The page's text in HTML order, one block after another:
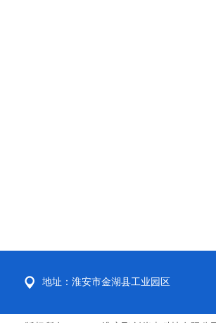
地址：淮安市金湖县工业园区